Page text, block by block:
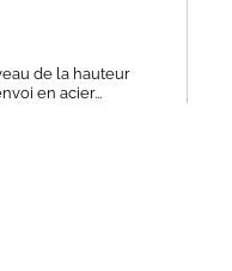
de la hauteur
en acier...